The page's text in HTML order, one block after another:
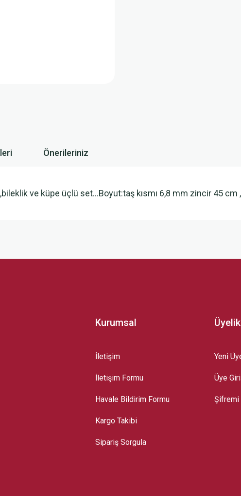
Önerileriniz
ve küpe üçlü set…Boyut:taş kısmı 6,8 mm zincir 45
Gönder
Kurumsal
İletişim
İletişim Formu
Havale Bildirim Formu
Kargo Takibi
Sipariş Sorgula
Üyelik
Yeni
Üye
Şifremi